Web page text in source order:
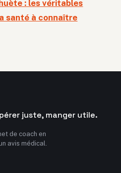
: les véritables
santé à connaître
juste, manger utile.
de coach en
avis médical.